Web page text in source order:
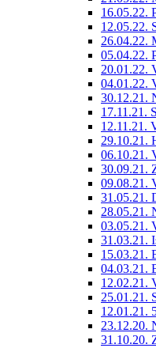
16.05.22.
12.05.22.
26.04.22.
05.04.22.
20.01.22.
04.01.22.
30.12.21.
17.11.21.
12.11.21.
29.10.21.
06.10.21.
30.09.21.
09.08.21.
31.05.21.
28.05.21.
03.05.21.
31.03.21.
15.03.21.
04.03.21.
12.02.21.
25.01.21.
12.01.21.
23.12.20.
31.10.20.